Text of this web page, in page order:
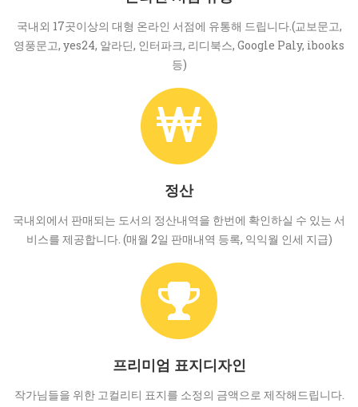
국내외 17곳이상의 대형 온라인 서점에 유통해 드립니다.(교보문고,
영풍문고, yes24, 알라딘, 인터파크, 리디북스, Google Paly, ibooks
등)
정산
국내외에서 판매되는 도서의 정산내역을 한번에 확인하실 수 있는 서
비스를 제공합니다. (매월 2일 판매내역 등록, 익익월 인세 지급)
프리미엄 표지디자인
작가님들을 위한 고컬리티 표지를 소정의 금액으로 제작해드립니다.